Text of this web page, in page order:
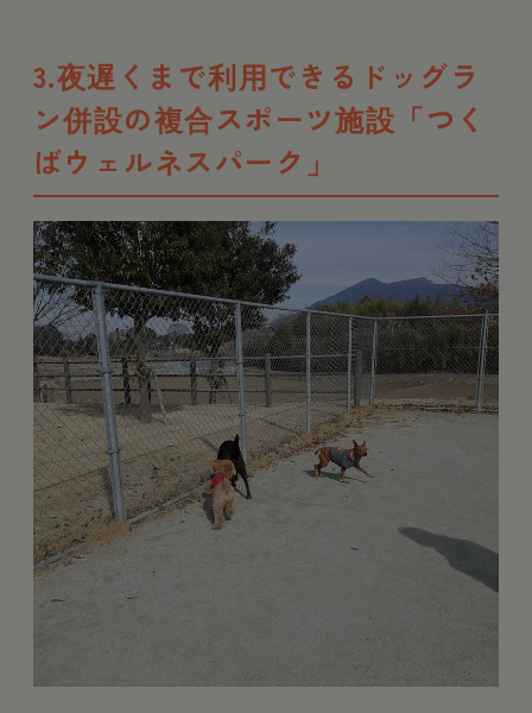
3.夜遅くまで利用できるドッグラ
ン併設の複合スポーツ施設「つく
ばウェルネスパーク」